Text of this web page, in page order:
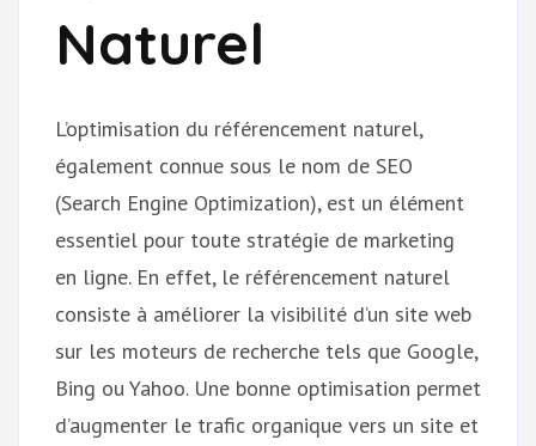
Naturel
L’optimisation du référencement naturel,
également connue sous le nom de SEO
(Search Engine Optimization), est un élément
essentiel pour toute stratégie de marketing
en ligne. En effet, le référencement naturel
consiste à améliorer la visibilité d’un site web
sur les moteurs de recherche tels que Google,
Bing ou Yahoo. Une bonne optimisation permet
d’augmenter le trafic organique vers un site et